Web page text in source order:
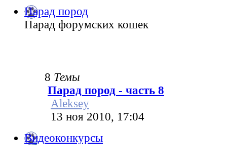
Парад пород
Парад форумских кошек
8 Темы
Парад пород - часть 8
Aleksey
13 ноя 2010, 17:04
Видеоконкурсы